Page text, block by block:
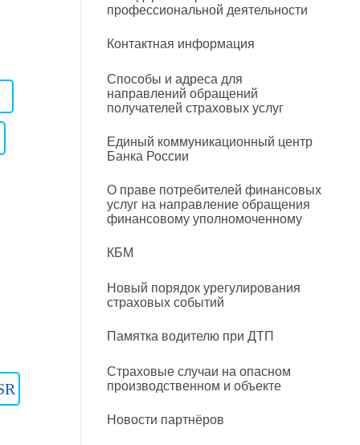
профессиональной деятельности
Контактная информация
Способы и адреса для
направлений обращений
получателей страховых услуг
Единый коммуникационный центр
Банка России
О праве потребителей финансовых
услуг на направление обращения
финансовому уполномоченному
КБМ
Новый порядок урегулирования
страховых событий
Памятка водителю при ДТП
Страховые случаи на опасном
производственном и объекте
Новости партнёров